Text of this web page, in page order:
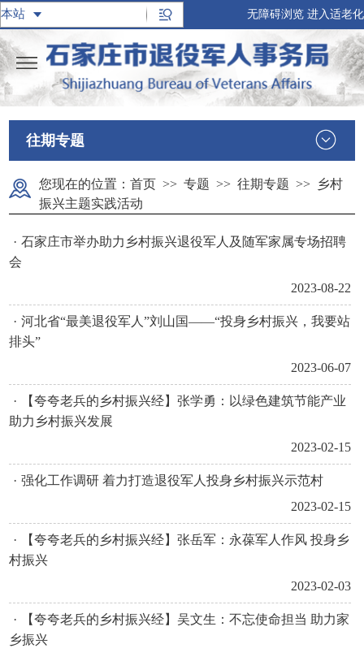
无障碍浏览 进入适老化
往期专题
您现在的位置：首页 >>专题 >>往期专题 >> 乡村
振兴主题实践活动
· 石家庄市举办助力乡村振兴退役军人及随军家属专场招聘
会
2023-08-22
· 河北省“最美退役军人”刘山国——“投身乡村振兴，我要站
排头”
2023-06-07
·
【夸夸老兵的乡村振兴经】张学勇：以绿色建筑节能产业
助力乡村振兴发展
2023-02-15
· 强化工作调研 着力打造退役军人投身乡村振兴示范村
2023-02-15
·
【夸夸老兵的乡村振兴经】张岳军：永葆军人作风 投身乡
村振兴
2023-02-03
·
【夸夸老兵的乡村振兴经】吴文生：不忘使命担当 助力家
乡振兴